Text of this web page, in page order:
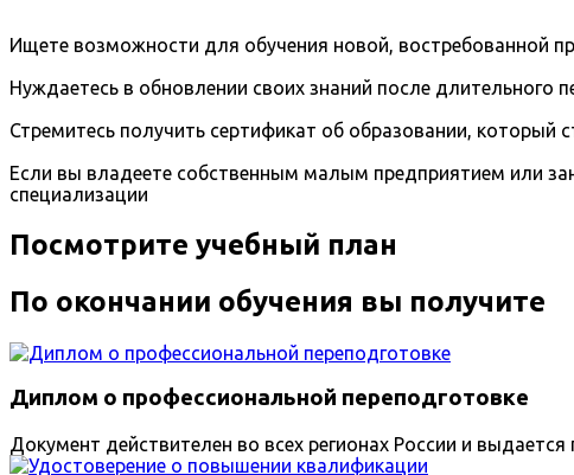
Ищете возможности для обучения новой, востребованной
Нуждаетесь в обновлении своих знаний после длительного
Стремитесь получить сертификат об образовании,
Если вы владеете собственным малым предприятием или
специализации
Посмотрите учебный план
По окончании обучения вы получите
Диплом о профессиональной переподготовке
Документ действителен во всех регионах России и